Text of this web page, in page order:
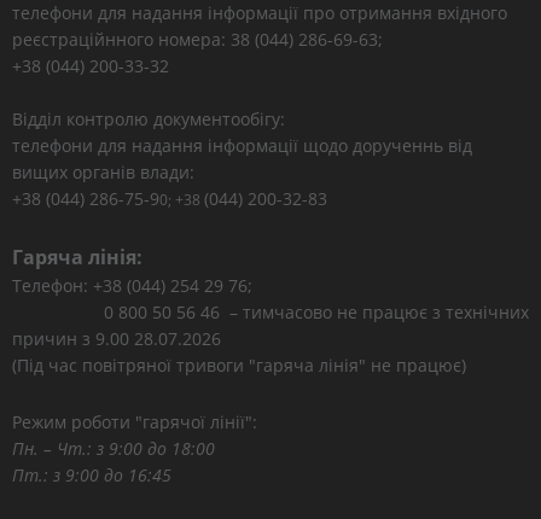
телефони для надання інформації про отримання вхідного
реєстраційнного номера: 38 (044) 286-69-63;
+38 (044) 200-33-32
Відділ контролю документообігу:
телефони для надання інформації щодо дорученнь від
вищих органів влади:
+38 (044) 286-75-90; +38 (044) 200-32-83
Гаряча лінія:
Телефон: +38 (044) 254 29 76;
0 800 50 56 46 – тимчасово не працює з технічних
причин з 9.00 28.07.2026
(Під час повітряної тривоги "гаряча лінія" не працює)
Режим роботи "гарячої лінії":
Пн. – Чт.: з 9:00 до 18:00
Пт.: з 9:00 до 16:45